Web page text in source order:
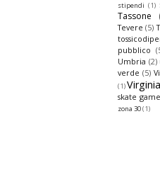
stipendi (1)
Tassone
Tevere (5)
pubblico
Umbria (2)
verde (5)
(1)
skate
zona 30(1)